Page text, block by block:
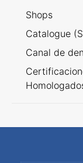
Shops
Catalogue
Canal de